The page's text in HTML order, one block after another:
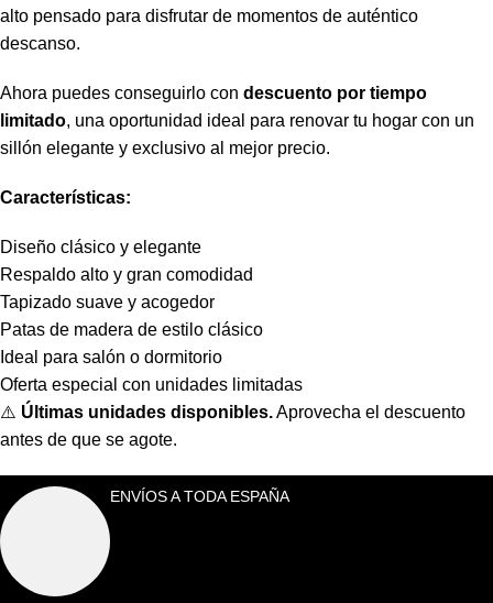
alto pensado para disfrutar de momentos de auténtico
descanso.
Ahora puedes conseguirlo con descuento por tiempo
limitado, una oportunidad ideal para renovar tu hogar con un
sillón elegante y exclusivo al mejor precio.
Características:
Diseño clásico y elegante
Respaldo alto y gran comodidad
Tapizado suave y acogedor
Patas de madera de estilo clásico
Ideal para salón o dormitorio
Oferta especial con unidades limitadas
⚠️ Últimas unidades disponibles.Aprovecha el descuento
antes de que se agote.
ENVÍOS A TODA ESPAÑA